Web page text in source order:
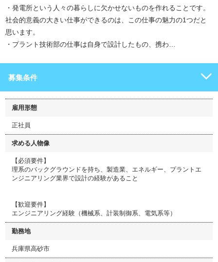
・発電所という人々の暮らしに欠かせないものを作れることです。
社会的意義の大きい仕事ができるのは、この仕事の魅力の1つだと
思います。
・プラント技術部の仕事は自身で設計したもの、携わ…
募集条件
雇用形態
正社員
求める人物像
【必須要件】
理系のバックグラウンドを持ち、製造業、エネルギー、プラントエ
ンジニアリング業界で設計の経験があること
【歓迎要件】
エンジニアリング経験（機械系、計装制御系、電気系等）
勤務地
兵庫県高砂市